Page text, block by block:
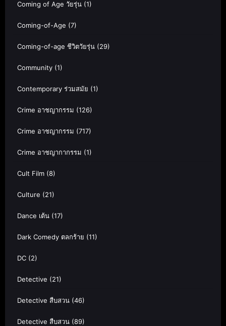
Coming of Age วัยรุ่น (1)
Coming-of-Age (7)
Coming-of-age ชีวิตวัยรุ่น (29)
Community (1)
Contemporary ร่วมสมัย (1)
Crime อาชญากรรม (126)
Crime อาชญากรรม (717)
Crime อาชญากากรรม (1)
Cult Film (8)
Culture (21)
Dance เต้น (17)
Dark Comedy ตลกร้าย (11)
DC (2)
Detective (21)
Detective สืบสวน (46)
Detective สืบสวน (89)